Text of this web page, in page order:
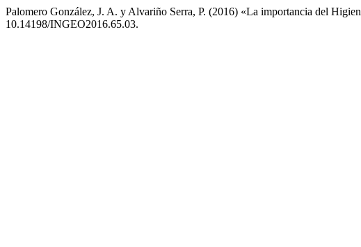
Palomero González, J. A. y Alvariño Serra, P. (2016) «La importancia del
10.14198/INGEO2016.65.03.